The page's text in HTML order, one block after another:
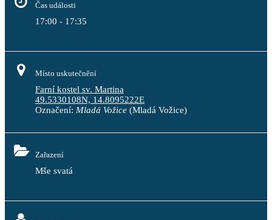
Čas události
17:00 - 17:35
Místo uskutečnění
Farní kostel sv. Martina
49.5330108N, 14.8095222E
Označení: Mladá Vožice (Mladá Vožice)
Zařazení
Mše svatá